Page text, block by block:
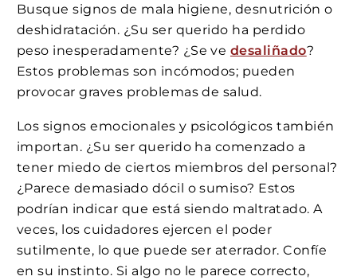
Busque signos de mala higiene, desnutrición o
deshidratación. ¿Su ser querido ha perdido
peso inesperadamente? ¿Se ve desaliñado?
Estos problemas son incómodos; pueden
provocar graves problemas de salud.
Los signos emocionales y psicológicos también
importan. ¿Su ser querido ha comenzado a
tener miedo de ciertos miembros del personal?
¿Parece demasiado dócil o sumiso? Estos
podrían indicar que está siendo maltratado. A
veces, los cuidadores ejercen el poder
sutilmente, lo que puede ser aterrador. Confíe
en su instinto. Si algo no le parece correcto,